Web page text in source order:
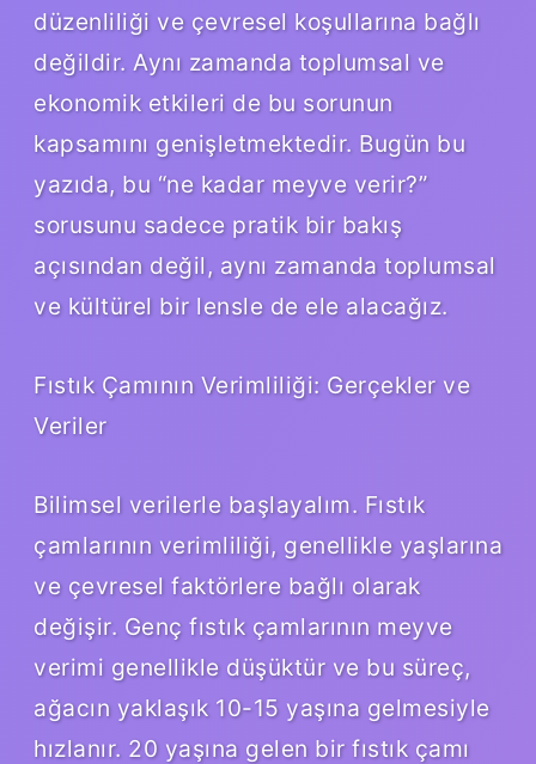
düzenliliği ve çevresel koşullarına bağlı
değildir. Aynı zamanda toplumsal ve
ekonomik etkileri de bu sorunun
kapsamını genişletmektedir. Bugün bu
yazıda, bu “ne kadar meyve verir?”
sorusunu sadece pratik bir bakış
açısından değil, aynı zamanda toplumsal
ve kültürel bir lensle de ele alacağız.
Fıstık Çamının Verimliliği: Gerçekler ve
Veriler
Bilimsel verilerle başlayalım. Fıstık
çamlarının verimliliği, genellikle yaşlarına
ve çevresel faktörlere bağlı olarak
değişir. Genç fıstık çamlarının meyve
verimi genellikle düşüktür ve bu süreç,
ağacın yaklaşık 10-15 yaşına gelmesiyle
hızlanır. 20 yaşına gelen bir fıstık çamı